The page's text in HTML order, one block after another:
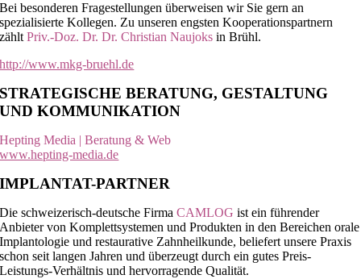
Bei besonderen Fragestellungen überweisen wir Sie gern an
spezialisierte Kollegen. Zu unseren engsten Kooperationspartnern
zähltPriv.-Doz. Dr. Dr. Christian Naujoks in Brühl.
http://www.mkg-bruehl.de
STRATEGISCHE BERATUNG, GESTALTUNG
UND KOMMUNIKATION
Hepting Media | Beratung & Web
www.hepting-media.de
IMPLANTAT-PARTNER
Die schweizerisch-deutsche FirmaCAMLOG ist ein führender
Anbieter von Komplettsystemen und Produkten in den Bereichen orale
Implantologie und restaurative Zahnheilkunde, beliefert unsere Praxis
schon seit langen Jahren und überzeugt durch ein gutes Preis-
Leistungs-Verhältnis und hervorragende Qualität.